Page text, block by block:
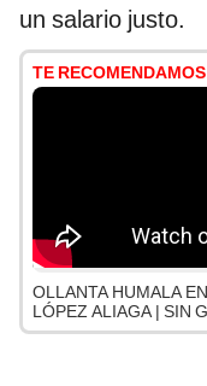
un salario justo.
TE RECOMENDAMOS
OLLANTA HUMALA
LÓPEZ ALIAGA | SIN